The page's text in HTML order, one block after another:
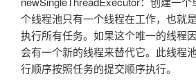
个线程池只有一个线程在工作，也就
执行所有任务。如果这个唯一的线程
会有一个新的线程来替代它。此线程
行顺序按照任务的提交顺序执行。